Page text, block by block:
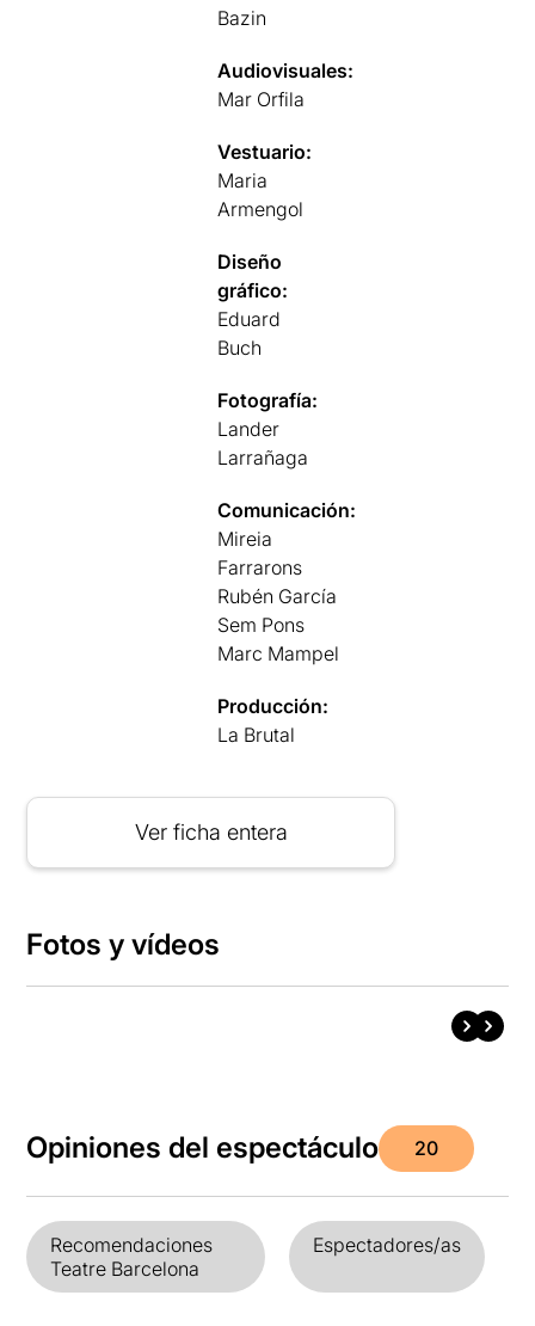
Bazin
Audiovisuales:
Mar Orfila
Vestuario:
Maria
Armengol
Diseño
gráfico:
Eduard
Buch
Fotografía:
Lander
Larrañaga
Comunicación:
Mireia
Farrarons
Rubén García
Sem Pons
Marc Mampel
Producción:
La Brutal
Ver ficha entera
Fotos y vídeos
Opiniones del espectáculo 20
Recomendaciones
Teatre Barcelona
Espectadores/as